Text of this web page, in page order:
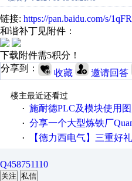
链接: https://pan.baidu.com/s/
和谐补丁见附件：
下载附件需5积分！
分享到：
收藏 邀请回答
楼主最近还看过
· 施耐德PLC及模块使用
· 分享一个大型炼铁厂QuantumPLC双机冗余系统的程
· 【德力西电气】三重好礼，
Q458751110
关注 私信